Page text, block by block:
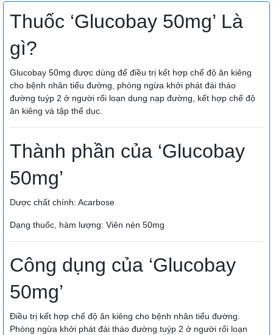
Thuốc ‘Glucobay 50mg’ Là
gì?
Glucobay 50mg được dùng để điều trị kết hợp chế độ ăn kiêng
cho bệnh nhân tiểu đường, phòng ngừa khởi phát đái tháo
đường tuýp 2 ở người rối loạn dung nạp đường, kết hợp chế độ
ăn kiêng và tập thể dục.
Thành phần của ‘Glucobay
50mg’
Dược chất chính: Acarbose
Dạng thuốc, hàm lượng: Viên nén 50mg
Công dụng của ‘Glucobay
50mg’
Điều trị kết hợp chế độ ăn kiêng cho bệnh nhân tiểu đường.
Phòng ngừa khởi phát đái tháo đường tuýp 2 ở người rối loạn